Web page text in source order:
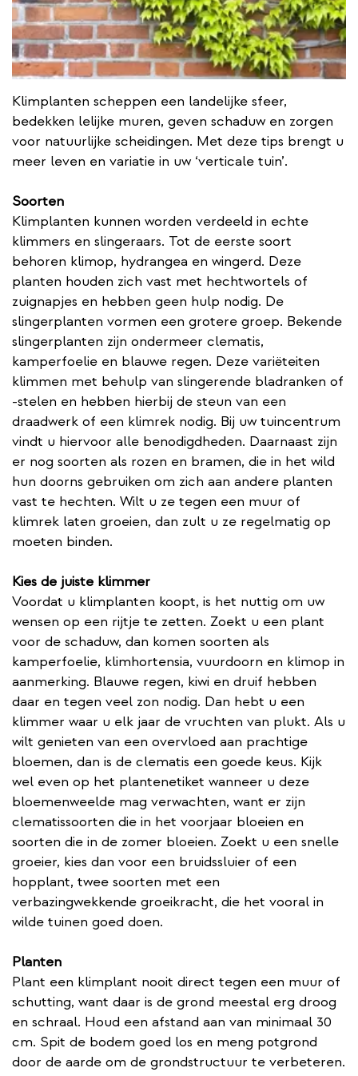
Klimplanten scheppen een landelijke sfeer,
bedekken lelijke muren, geven schaduw en zorgen
voor natuurlijke scheidingen. Met deze tips brengt u
meer leven en variatie in uw ‘verticale tuin’.
Soorten
Klimplanten kunnen worden verdeeld in echte
klimmers en slingeraars. Tot de eerste soort
behoren klimop, hydrangea en wingerd. Deze
planten houden zich vast met hechtwortels of
zuignapjes en hebben geen hulp nodig. De
slingerplanten vormen een grotere groep. Bekende
slingerplanten zijn ondermeer clematis,
kamperfoelie en blauwe regen. Deze variëteiten
klimmen met behulp van slingerende bladranken of
-stelen en hebben hierbij de steun van een
draadwerk of een klimrek nodig. Bij uw tuincentrum
vindt u hiervoor alle benodigdheden. Daarnaast zijn
er nog soorten als rozen en bramen, die in het wild
hun doorns gebruiken om zich aan andere planten
vast te hechten. Wilt u ze tegen een muur of
klimrek laten groeien, dan zult u ze regelmatig op
moeten binden.
Kies de juiste klimmer
Voordat u klimplanten koopt, is het nuttig om uw
wensen op een rijtje te zetten. Zoekt u een plant
voor de schaduw, dan komen soorten als
kamperfoelie, klimhortensia, vuurdoorn en klimop in
aanmerking. Blauwe regen, kiwi en druif hebben
daar en tegen veel zon nodig. Dan hebt u een
klimmer waar u elk jaar de vruchten van plukt. Als u
wilt genieten van een overvloed aan prachtige
bloemen, dan is de clematis een goede keus. Kijk
wel even op het plantenetiket wanneer u deze
bloemenweelde mag verwachten, want er zijn
clematissoorten die in het voorjaar bloeien en
soorten die in de zomer bloeien. Zoekt u een snelle
groeier, kies dan voor een bruidssluier of een
hopplant, twee soorten met een
verbazingwekkende groeikracht, die het vooral in
wilde tuinen goed doen.
Planten
Plant een klimplant nooit direct tegen een muur of
schutting, want daar is de grond meestal erg droog
en schraal. Houd een afstand aan van minimaal 30
cm. Spit de bodem goed los en meng potgrond
door de aarde om de grondstructuur te verbeteren.